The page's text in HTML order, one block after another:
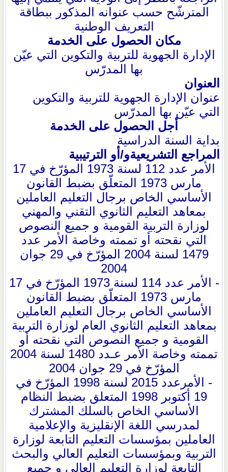
المترشّح حسب عنوانه المذكور ببطاقة
التعريف الوطنية
مكان الحصول على الخدمة
الإدارة الجهوية للتربية والتكوين التي عيّن
بها المدرّس
العنوان
عنوان الإدارة الجهوية للتربية والتكوين
التي عيّن بها المدرّس
أجل الحصول على الخدمة
بداية السنة الدراسية
المراجع التشريعيةو/أو الترتيبية
الأمر عدد 112 لسنة 1973 المؤرّخ في 17
مارس 1973 المتعلّق بضبط القانون
الأساسي الخاص برجال التعليم العاملين
بمعاهد التعليم الثانوي التقني والمهني
لوزارة التربية القومية و جميع النصوص
التي نقحته أو تممته وخاصة الأمر عدد
1479 لسنة 2004 المؤرّخ في 29 جوان
2004
- الأمر عدد 114 لسنة 1973 المؤرّخ في 17
مارس 1973 المتعلّق بضبط القانون
الأساسي الخاص برجال التعليم العاملين
بمعاهد التعليم الثانوي العام لوزارة التربية
القومية و جميع النصوص التي نقحته أو
تممته وخاصة الأمر عـدد 1480 لسنة 2004
المؤرّخ في 29 جوان 2004
- الأمرعدد 2015 لسنة 1998 المؤرّخ في
19 أكتوبر 1998 المتعلق بضبط النظام
الأساسي الخاص بالسلك المشترك
لمدرسي اللغة الإنقليزية والإعلامية
العاملين بمؤسسات التعليم التابعة لوزارة
التربية وبمؤسسات التعليم العالي والبحث
التابعة لوزارة التعليم العالي و جميع